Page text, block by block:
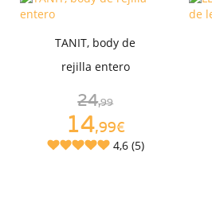
TANIT, body de
rejilla entero
24,99
14,99€
4,6 (5)